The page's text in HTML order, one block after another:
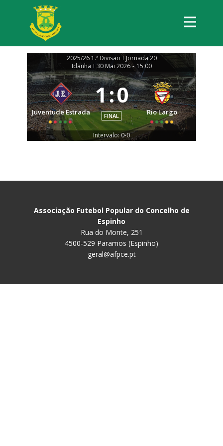
2025/26 1.ª Divisão | Jornada 20
Idanha | 30 Mai 2026 - 15:00
Juventude Estrada
1:0
FINAL Rio Largo
Intervalo: 0-0
Associação Futebol Popular do Concelho de
Espinho
Rua do Monte, 251
4500-529 Paramos (Espinho)
geral@afpce.pt